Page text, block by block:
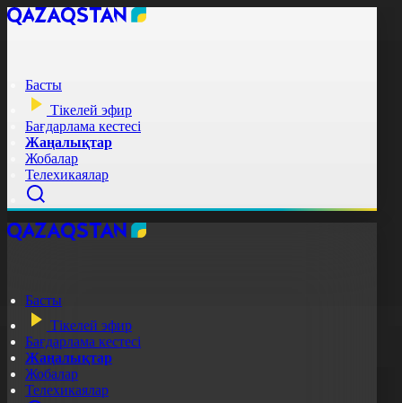
Басты
Тікелей эфир
Бағдарлама кестесі
Жаңалықтар
Жобалар
Телехикаялар
Басты
Тікелей эфир
Бағдарлама кестесі
Жаңалықтар
Жобалар
Телехикаялар